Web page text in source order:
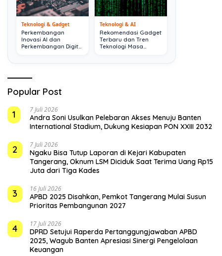
Teknologi & Gadget
Perkembangan
Inovasi AI dan
Perkembangan Digital
Teknologi & AI
Rekomendasi Gadget
Terbaru dan Tren
Teknologi Masa
Popular Post
1
7 Juli 2026
Andra Soni Usulkan Pelebaran Akses Menuju Banten
International Stadium, Dukung Kesiapan PON XXIII 2032
2 7 Juli 2026
Ngaku Bisa Tutup Laporan di Kejari Kabupaten
Tangerang, Oknum LSM Diciduk Saat Terima Uang Rp15
Juta dari Tiga Kades
3 16 Juli 2026
APBD 2025 Disahkan, Pemkot Tangerang Mulai Susun
Prioritas Pembangunan 2027
4 17 Juli 2026
DPRD Setujui Raperda Pertanggungjawaban APBD
2025, Wagub Banten Apresiasi Sinergi Pengelolaan
Keuangan